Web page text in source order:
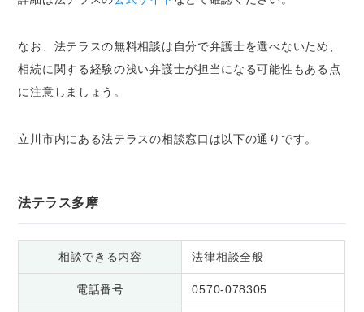
なお、法テラスの無料相談は 自分で弁護士を選べないため、
相続に関する経験の浅い弁護士が担当になる可能性もある点
に注意しましょう。
立川市内にある法テラスの相談窓口は以下の通りです。
法テラス多摩
相談できる内容 法律相談全般
電話番号 0570-078305